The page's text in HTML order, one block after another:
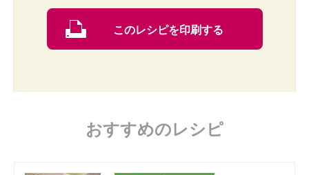
このレシピを印刷する
おすすめのレシピ